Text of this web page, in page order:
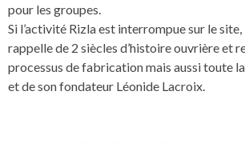
pour les groupes.
Si l’activité Rizla est interrompue sur le site,
rappelle de 2 siècles d’histoire ouvrière et
processus de fabrication mais aussi toute
et de son fondateur Léonide Lacroix.